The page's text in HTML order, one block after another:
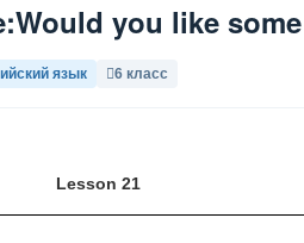
you like
язык 6 класс
Lesson 21